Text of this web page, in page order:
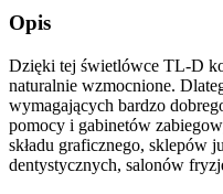
Opis
Dzięki tej świetlówce TL-D
naturalnie wzmocnione.
wymagających bardzo
pomocy i gabinetów
składu graficznego, sklepów
dentystycznych, salonów